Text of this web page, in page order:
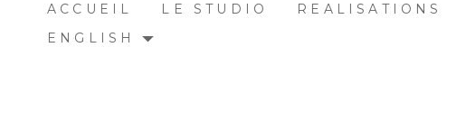
ACCUEIL LE STUDIO REALISATIONS
ENGLISH